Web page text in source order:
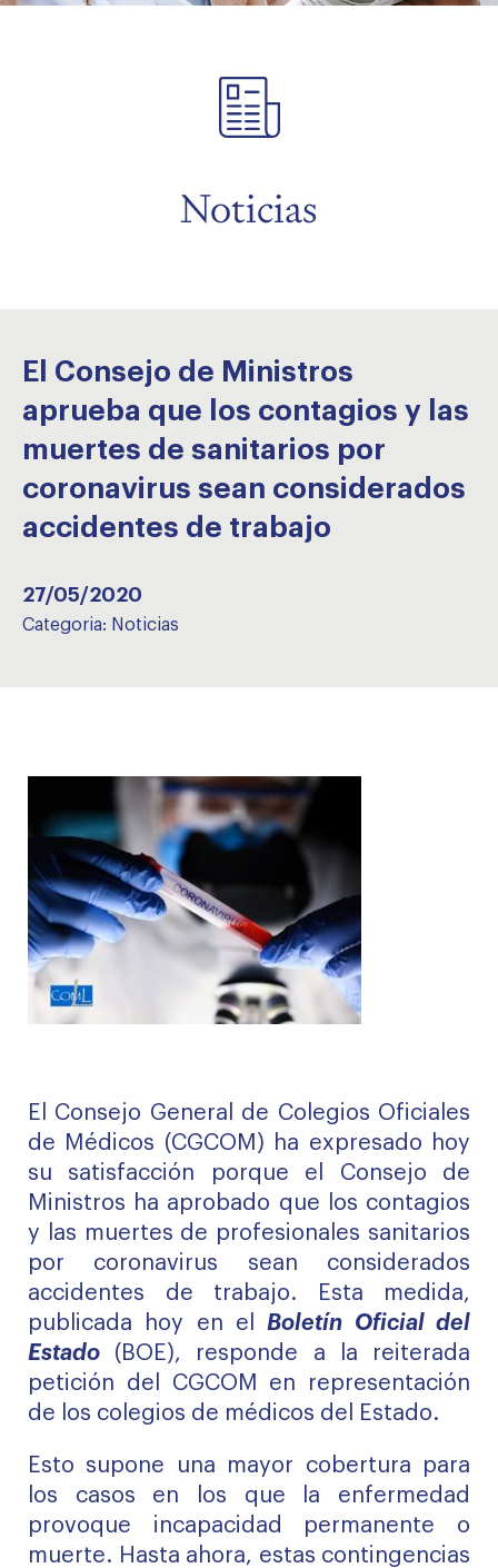
Noticias
El Consejo de Ministros
aprueba que los contagios y las
muertes de sanitarios por
coronavirus sean considerados
accidentes de trabajo
27/05/2020
Categoria: Noticias
El Consejo General de Colegios Oficiales
de Médicos (CGCOM) ha expresado hoy
su satisfacción porque el Consejo de
Ministros ha aprobado que los contagios
y las muertes de profesionales sanitarios
por coronavirus sean considerados
accidentes de trabajo. Esta medida,
publicada hoy en elBoletín Oficial del
Estado (BOE), responde a la reiterada
petición del CGCOM en representación
de los colegios de médicos del Estado.
Esto supone una mayor cobertura para
los casos en los que la enfermedad
provoque incapacidad permanente o
muerte. Hasta ahora, estas contingencias